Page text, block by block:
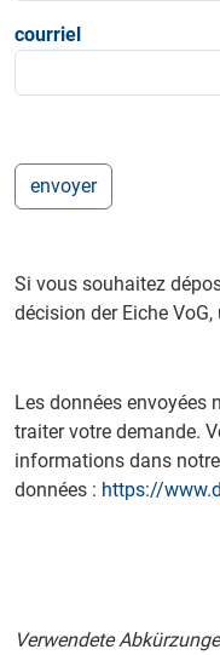
courriel
Si vous souhaitez
décision der Eiche
Les données envoyées
traiter votre demande.
informations dans
données : https://
Verwendete